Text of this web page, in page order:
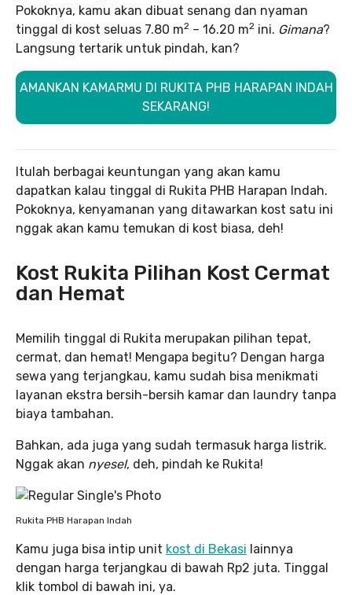
Pokoknya, kamu akan dibuat senang dan nyaman
tinggal di kost seluas 7.80 m2 – 16.20 m2 ini. Gimana?
Langsung tertarik untuk pindah, kan?
AMANKAN KAMARMU DI RUKITA PHB HARAPAN INDAH
SEKARANG!
Itulah berbagai keuntungan yang akan kamu
dapatkan kalau tinggal di Rukita PHB Harapan Indah.
Pokoknya, kenyamanan yang ditawarkan kost satu ini
nggak akan kamu temukan di kost biasa, deh!
Kost Rukita Pilihan Kost Cermat
dan Hemat
Memilih tinggal di Rukita merupakan pilihan tepat,
cermat, dan hemat! Mengapa begitu? Dengan harga
sewa yang terjangkau, kamu sudah bisa menikmati
layanan ekstra bersih-bersih kamar dan laundry tanpa
biaya tambahan.
Bahkan, ada juga yang sudah termasuk harga listrik.
Nggak akan nyesel, deh, pindah ke Rukita!
Rukita PHB Harapan Indah
Kamu juga bisa intip unit kost di Bekasi lainnya
dengan harga terjangkau di bawah Rp2 juta. Tinggal
klik tombol di bawah ini, ya.